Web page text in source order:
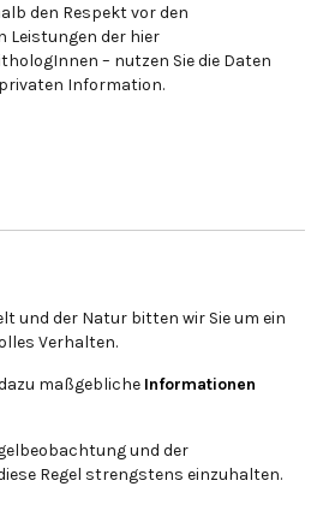
den Respekt vor den
Leistungen der hier
– nutzen Sie die Daten
Information.
und der Natur bitten wir Sie um ein
Verhalten.
maßgebliche Informationen
und der
Regel strengstens einzuhalten.